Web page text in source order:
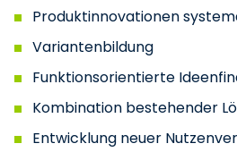
Produktinnovationen
Variantenbildung
Funktionsorientierte
Kombination bestehender
Entwicklung neuer